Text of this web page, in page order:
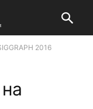
2016